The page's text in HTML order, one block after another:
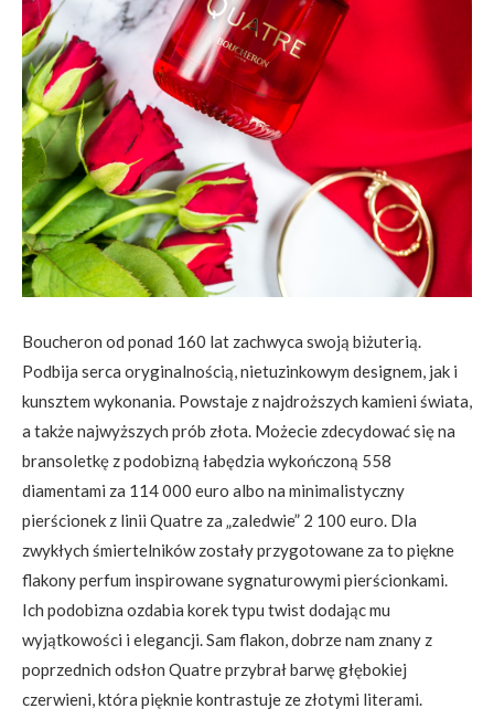
Boucheron od ponad 160 lat zachwyca swoją biżuterią.
Podbija serca oryginalnością, nietuzinkowym designem, jak i
kunsztem wykonania. Powstaje z najdroższych kamieni świata,
a także najwyższych prób złota. Możecie zdecydować się na
bransoletkę z podobizną łabędzia wykończoną 558
diamentami za 114 000 euro albo na minimalistyczny
pierścionek z linii Quatre za „zaledwie” 2 100 euro. Dla
zwykłych śmiertelników zostały przygotowane za to piękne
flakony perfum inspirowane sygnaturowymi pierścionkami.
Ich podobizna ozdabia korek typu twist dodając mu
wyjątkowości i elegancji. Sam flakon, dobrze nam znany z
poprzednich odsłon Quatre przybrał barwę głębokiej
czerwieni, która pięknie kontrastuje ze złotymi literami.